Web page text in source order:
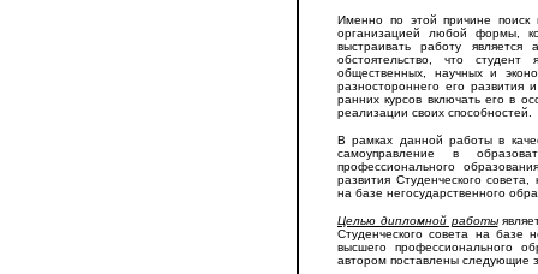
Именно по этой причине поиск
организацией любой формы,
выстраивать работу
обстоятельство, что студент
общественных, научных и
разностороннего его развития
ранних курсов включать его в
реализации своих способностей.
В рамках данной работы в
самоуправление в
профессионального
развития Студенческого
на базе негосударственного
Целью дипломной работы
Студенческого совета на базе
высшего профессионального
автором поставлены следующие